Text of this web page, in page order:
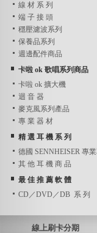
線 材 系 列
端 子 接 頭
穩壓濾波系列
保養品系列
週邊配件商品
卡啦 ok 歌唱系列商品
卡啦 ok 擴大機
迴 音 器
麥克風系列產品
專 業 器 材
精 選 耳 機 系 列
德國 SENNHEISER 專
其 他 耳 機 商 品
最 佳 推 薦 軟 體
CD／DVD／DB 系 列
線上刷卡分期